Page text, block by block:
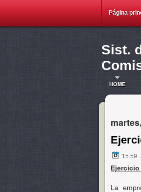
Página
Sist.
HOME
15:59
La